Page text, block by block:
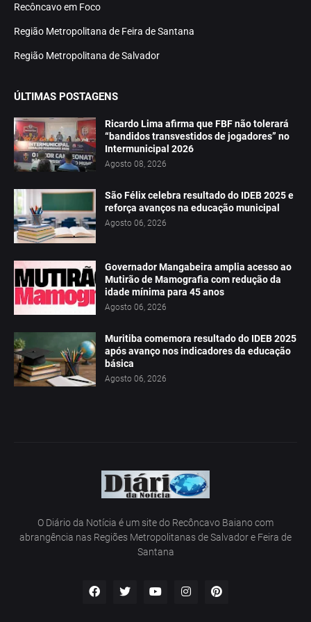
Recôncavo em Foco
Região Metropolitana de Feira de Santana
Região Metropolitana de Salvador
ÚLTIMAS POSTAGENS
Ricardo Lima afirma que FBF não tolerará
“bandidos transvestidos de jogadores” no
Intermunicipal 2026
Agosto 08, 2026
São Félix celebra resultado do IDEB 2025 e
reforça avanços na educação municipal
Agosto 06, 2026
Governador Mangabeira amplia acesso ao
Mutirão de Mamografia com redução da
idade mínima para 45 anos
Agosto 06, 2026
Muritiba comemora resultado do IDEB 2025
após avanço nos indicadores da educação
básica
Agosto 06, 2026
O Diário da Notícia é um site do Recôncavo Baiano com
abrangência nas Regiões Metropolitanas de Salvador e Feira de
Santana